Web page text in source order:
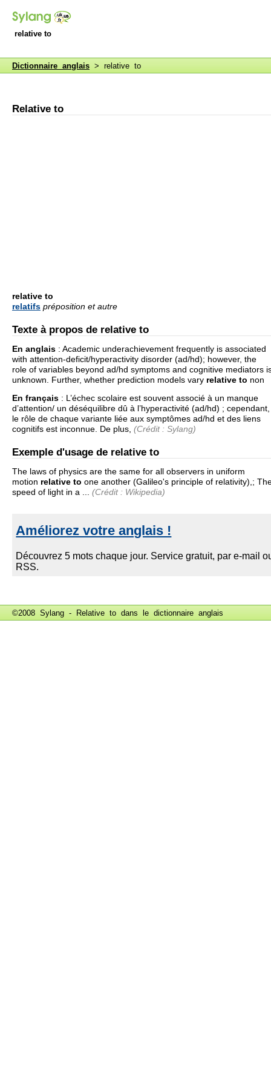
relative to
Dictionnaire anglais > relative to
Relative to
relative to
relatifs préposition et autre
Texte à propos de relative to
En anglais : Academic underachievement frequently is associated
with attention-deficit/hyperactivity disorder (ad/hd); however, the
role of variables beyond ad/hd symptoms and cognitive mediators
unknown. Further, whether prediction models vary relative to non
En français : L’échec scolaire est souvent associé à un manque
d’attention/ un déséquilibre dû à l’hyperactivité (ad/hd) ; cependant,
le rôle de chaque variante liée aux symptômes ad/hd et des liens
cognitifs est inconnue. De plus, (Crédit : Sylang)
Exemple d'usage de relative to
The laws of physics are the same for all observers in uniform
motion relative to one another (Galileo's principle of relativity),;
speed of light in a ... (Crédit : Wikipedia)
©2008 Sylang - Relative to dans le dictionnaire anglais